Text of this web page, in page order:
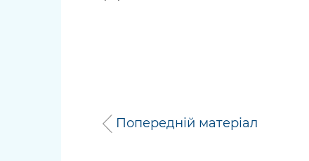
Попередній матеріал